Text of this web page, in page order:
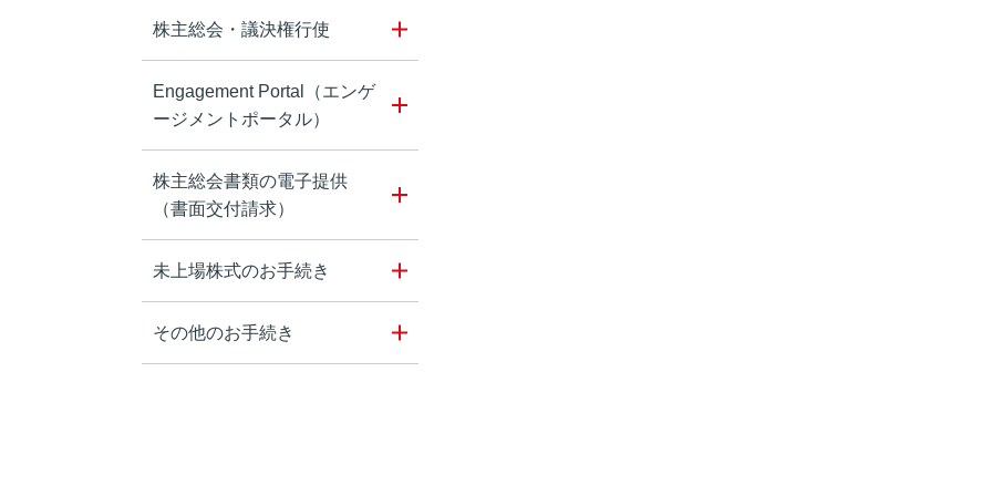
株主総会・議決権行使
Engagement Portal（エンゲ
ージメントポータル）
株主総会書類の電子提供
（書面交付請求）
未上場株式のお手続き
その他のお手続き